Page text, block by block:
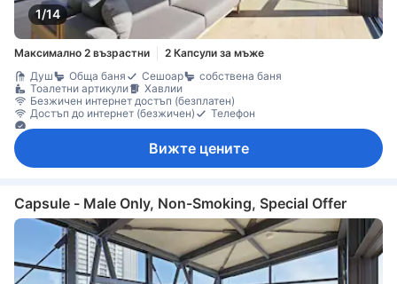
1/14
Максимално 2 възрастни
2 Капсули за мъже
Душ
Обща баня Сешоар
собствена баня
Тоалетни артикули
Хавлии
Безжичен интернет достъп (безплатен)
Достъп до интернет (безжичен)
Телефон
Вижте цените
Capsule - Male Only, Non-Smoking, Special Offer